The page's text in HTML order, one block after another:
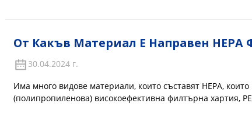
От Какъв Материал Е Направен HEPA
30.04.2024 г.
Има много видове материали, които съставят HEPA,
(полипропиленова) високоефективна филтърна хартия,
високоефективна филтърна хартия и високоефективна